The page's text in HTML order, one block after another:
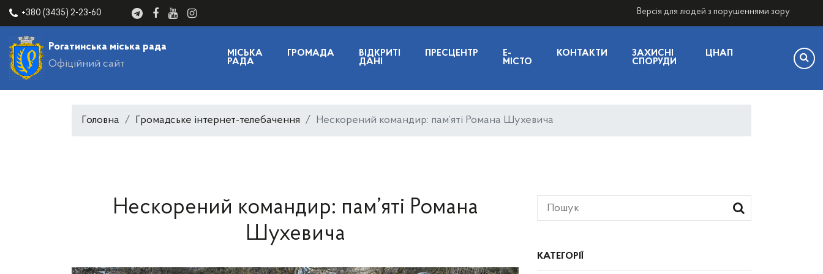
+380 (3435) 2-23-60 Версія для людей з порушеннями зору
Рогатинська міська рада
Офіційний сайт
МІСЬКА
РАДА
ГРОМАДА
ВІДКРИТІ
ДАНІ
ПРЕСЦЕНТР
E-
МІСТО
КОНТАКТИ
ЗАХИСНІ
СПОРУДИ
ЦНАП
Головна Громадське інтернет-телебачення Нескорений командир: пам’яті Романа Шухевича
КАТЕГОРІЇ
Нескорений командир: пам’яті Романа
Шухевича